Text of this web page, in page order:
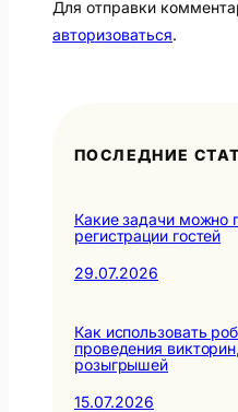
Для отправки
авторизоваться.
ПОСЛЕДНИЕ
Какие задачи можно
регистрации гостей
29.07.2026
Как использовать
проведения
розыгрышей
15.07.2026